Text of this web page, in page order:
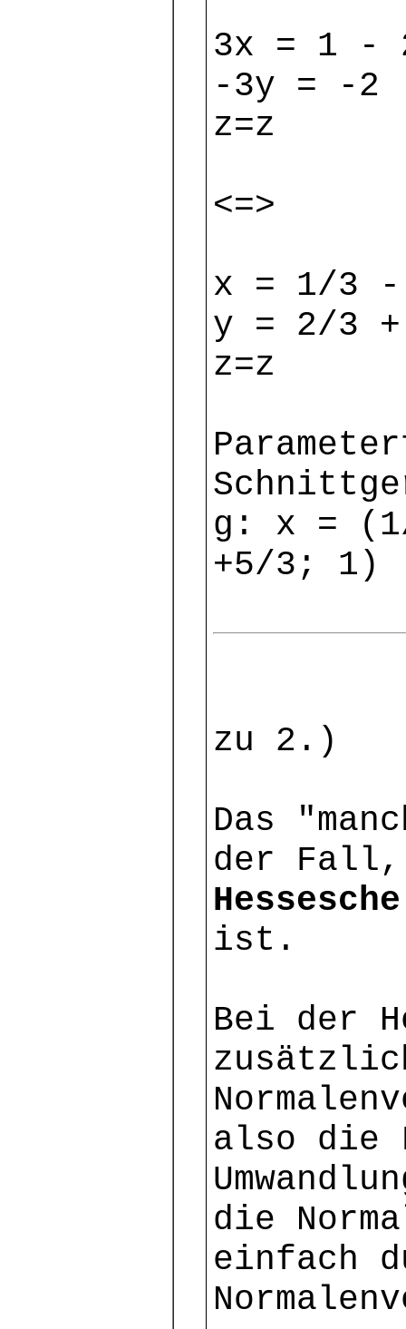
3x = 1 -
-3y = -2
z=z
<=>
x = 1/3
y = 2/3
z=z
g: x =
+5/3; 1)
zu 2.)
Das
der Fall,
Hessesche
ist.
Bei der
also die
die
einfach